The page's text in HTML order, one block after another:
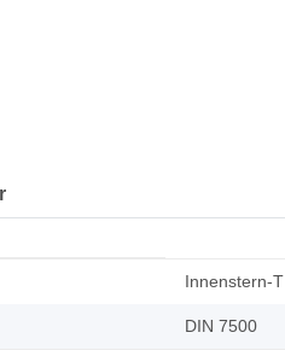
Innenstern-T
DIN 7500